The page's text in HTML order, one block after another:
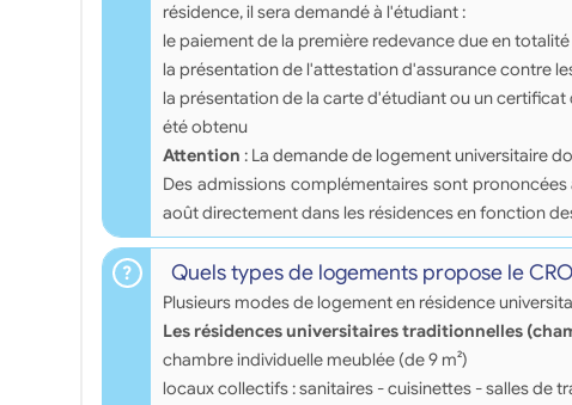
résidence, il sera demandé à l'étudiant :
le paiement de la première redevance due en
la présentation de l'attestation d'assurance contre
la présentation de la carte d'étudiant ou un
été obtenu
Attention : La demande de logement universitaire
Des admissions complémentaires sont
août directement dans les résidences en fonction
Quels types de logements propose le
Plusieurs modes de logement en résidence
Les résidences universitaires traditionnelles
chambre individuelle meublée (de 9 m²)
locaux collectifs : sanitaires - cuisinettes - salles de